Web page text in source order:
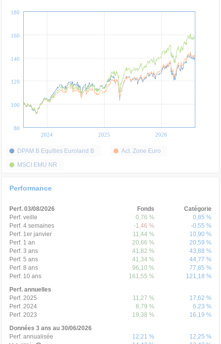
2024 2025 2026
80
100
120
140
160
180
DPAM B Equities Euroland B
Act. Zone Euro
MSCI EMU NR
Performance
Perf. 03/08/2026 Fonds
Catégorie
Perf. veille
0,76 %
0,85 %
Perf. 4 semaines
-1,46 %
-0,55 %
Perf. 1er janvier
11,44 %
10,90 %
Perf. 1 an
20,66 %
20,59 %
Perf. 3 ans
41,82 %
43,88 %
Perf. 5 ans
41,34 %
44,77 %
Perf. 8 ans
96,10 %
77,85 %
Perf. 10 ans
161,55 %
121,18 %
Perf. annuelles
Perf. 2025
11,27 %
17,62 %
Perf. 2024
8,79 %
6,23 %
Perf. 2023
19,38 %
16,19 %
Données 3 ans au 30/06/2026
Perf. annualisée
12,21 %
12,25 %